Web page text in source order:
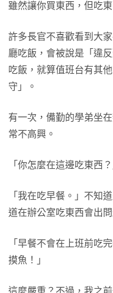
雖然讓你買東西，但吃
許多長官不喜歡看到大
廳吃飯，會被說是「違
吃飯，就算值班台有其
守」。
有一次，備勤的學弟坐
常不高興。
「你怎麼在這邊吃東西？
「我在吃早餐。」不知
道在辦公室吃東西會出
「早餐不會在上班前吃
摸魚！」